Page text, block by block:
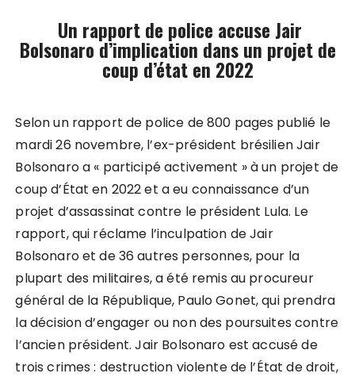
Un rapport de police accuse Jair
Bolsonaro d’implication dans un projet de
coup d’état en 2022
Selon un rapport de police de 800 pages publié le
mardi 26 novembre, l’ex-président brésilien Jair
Bolsonaro a « participé activement » à un projet de
coup d’État en 2022 et a eu connaissance d’un
projet d’assassinat contre le président Lula. Le
rapport, qui réclame l’inculpation de Jair
Bolsonaro et de 36 autres personnes, pour la
plupart des militaires, a été remis au procureur
général de la République, Paulo Gonet, qui prendra
la décision d’engager ou non des poursuites contre
l’ancien président. Jair Bolsonaro est accusé de
trois crimes : destruction violente de l’État de droit,